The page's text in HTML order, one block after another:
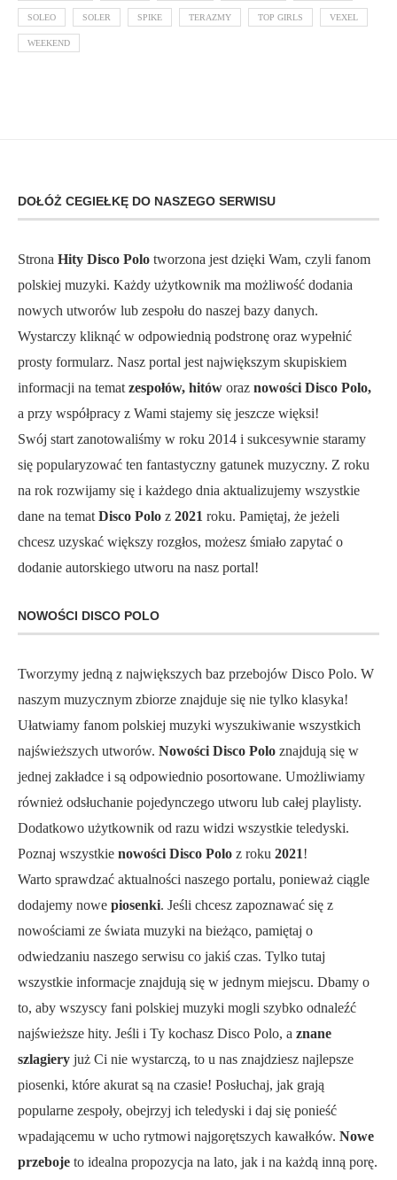
SOLEO SOLER SPIKE TERAZMY TOP GIRLS VEXEL
WEEKEND
DOŁÓŻ CEGIEŁKĘ DO NASZEGO SERWISU
Strona Hity Disco Polo tworzona jest dzięki Wam, czyli fanom
polskiej muzyki. Każdy użytkownik ma możliwość dodania
nowych utworów lub zespołu do naszej bazy danych.
Wystarczy kliknąć w odpowiednią podstronę oraz wypełnić
prosty formularz. Nasz portal jest największym skupiskiem
informacji na tematzespołów, hitów oraz nowości Disco Polo,
a przy współpracy z Wami stajemy się jeszcze więksi!
Swój start zanotowaliśmy w roku 2014 i sukcesywnie staramy
się popularyzować ten fantastyczny gatunek muzyczny. Z roku
na rok rozwijamy się i każdego dnia aktualizujemy wszystkie
dane na tematDisco Polo z 2021 roku. Pamiętaj, że jeżeli
chcesz uzyskać większy rozgłos, możesz śmiało zapytać o
dodanie autorskiego utworu na nasz portal!
NOWOŚCI DISCO POLO
Tworzymy jedną z największych baz przebojów Disco Polo. W
naszym muzycznym zbiorze znajduje się nie tylko klasyka!
Ułatwiamy fanom polskiej muzyki wyszukiwanie wszystkich
najświeższych utworów. Nowości Disco Polo znajdują się w
jednej zakładce i są odpowiednio posortowane. Umożliwiamy
również odsłuchanie pojedynczego utworu lub całej playlisty.
Dodatkowo użytkownik od razu widzi wszystkie teledyski.
Poznaj wszystkie nowości Disco Polo z roku 2021!
Warto sprawdzać aktualności naszego portalu, ponieważ ciągle
dodajemy nowe piosenki. Jeśli chcesz zapoznawać się z
nowościami ze świata muzyki na bieżąco, pamiętaj o
odwiedzaniu naszego serwisu co jakiś czas. Tylko tutaj
wszystkie informacje znajdują się w jednym miejscu. Dbamy o
to, aby wszyscy fani polskiej muzyki mogli szybko odnaleźć
najświeższe hity. Jeśli i Ty kochasz Disco Polo, a znane
szlagiery już Ci nie wystarczą, to u nas znajdziesz najlepsze
piosenki, które akurat są na czasie! Posłuchaj, jak grają
popularne zespoły, obejrzyj ich teledyski i daj się ponieść
wpadającemu w ucho rytmowi najgorętszych kawałków. Nowe
przeboje to idealna propozycja na lato, jak i na każdą inną porę.